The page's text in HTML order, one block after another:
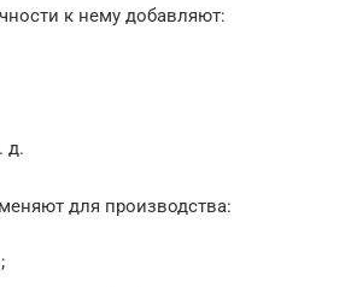
к нему добавляют:
д.
для производства: